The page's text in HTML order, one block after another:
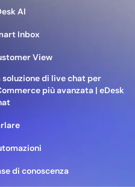
AI
Inbox
View
soluzione di live chat per
più avanzata | eDesk
di conoscenza